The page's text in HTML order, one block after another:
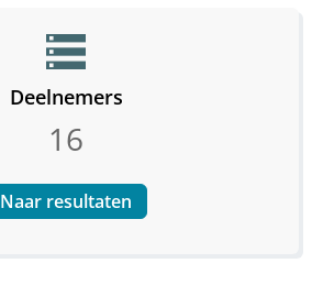
storage
Deelnemers
16
Naar resultaten